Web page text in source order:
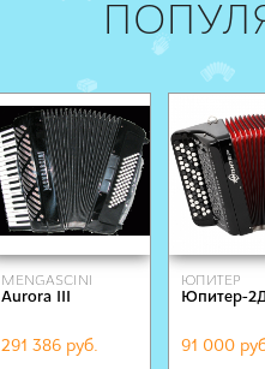
MENGASCINI
Aurora III
291 386 руб.
ЮПИТЕР
Юпитер-
91 000